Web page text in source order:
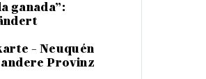
ganada”:
– Neuquén
Provinz